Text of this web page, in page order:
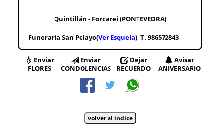
Quintillán - Forcarei (PONTEVEDRA)
Funeraria San Pelayo(Ver Esquela). T. 986572843
Enviar
FLORES
Enviar
CONDOLENCIAS
Dejar
RECUERDO
Avisar
ANIVERSARIO